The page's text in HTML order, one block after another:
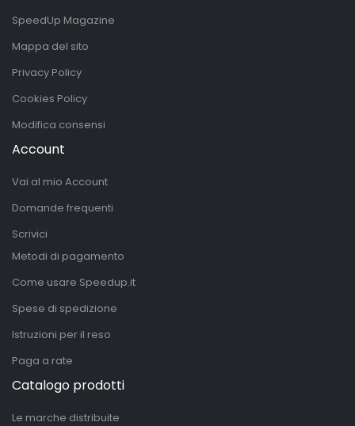
SpeedUp Magazine
Mappa del sito
Privacy Policy
Cookies Policy
Modifica consensi
Account
Vai al mio Account
Domande frequenti
Scrivici
Metodi di pagamento
Come usare Speedup.it
Spese di spedizione
Istruzioni per il reso
Paga a rate
Catalogo prodotti
Le marche distribuite